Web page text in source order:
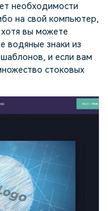
необходимости
на свой компьютер,
хотя вы можете
водяные знаки из
и если вам
стоковых